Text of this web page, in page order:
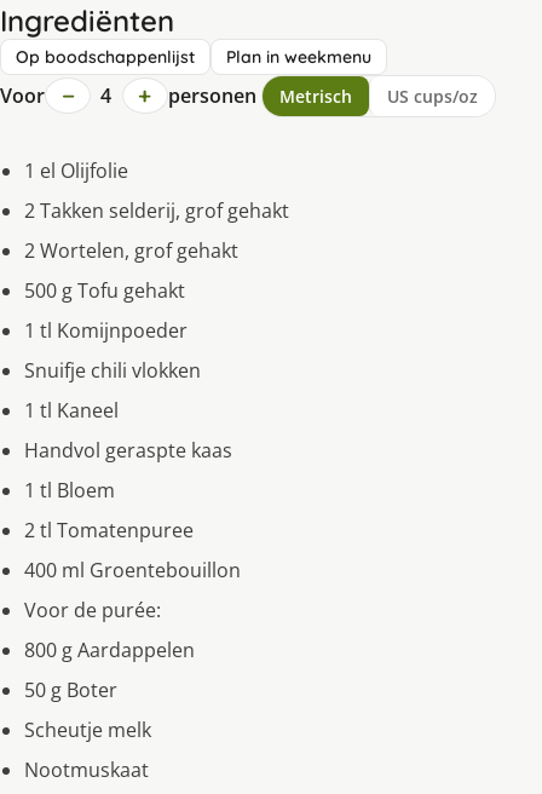
Ingrediënten
Op boodschappenlijst Plan in weekmenu
Voor − 4 + personen Metrisch US cups/oz
1 el Olijfolie
2 Takken selderij, grof gehakt
2 Wortelen, grof gehakt
500 g Tofu gehakt
1 tl Komijnpoeder
Snuifje chili vlokken
1 tl Kaneel
Handvol geraspte kaas
1 tl Bloem
2 tl Tomatenpuree
400 ml Groentebouillon
Voor de purée:
800 g Aardappelen
50 g Boter
Scheutje melk
Nootmuskaat